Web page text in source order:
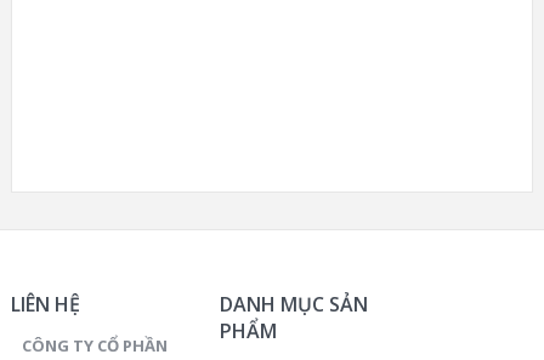
LIÊN HỆ
CÔNG TY CỔ PHẦN
DANH MỤC SẢN
PHẨM